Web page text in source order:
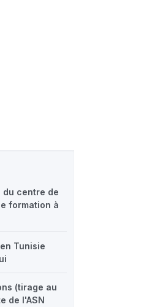
du centre de
formation à
Tunisie
(tirage au
de l'ASN